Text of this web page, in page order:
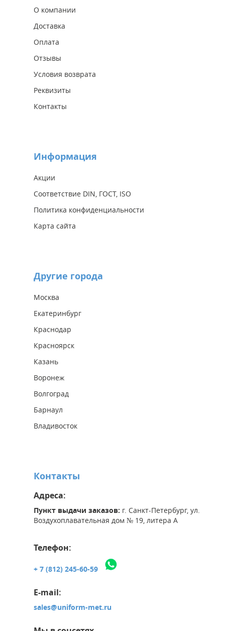
О компании
Доставка
Оплата
Отзывы
Условия возврата
Реквизиты
Контакты
Информация
Акции
Соответствие DIN, ГОСТ, ISO
Политика конфиденциальности
Карта сайта
Другие города
Москва
Екатеринбург
Краснодар
Красноярск
Казань
Воронеж
Волгоград
Барнаул
Владивосток
Контакты
Адреса:
Пункт выдачи заказов: г. Санкт-Петербург, ул.
Воздухоплавательная дом № 19, литера А
Телефон:
+ 7 (812) 245-60-59
E-mail:
sales@uniform-met.ru